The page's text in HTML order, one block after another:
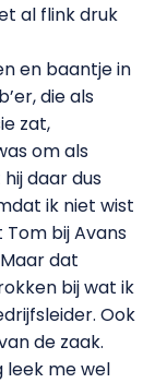
al flink druk
en baantje in
die als
zat,
om als
daar dus
ik niet wist
Tom bij Avans
dat
bij wat ik
Ook
de zaak.
leek me wel